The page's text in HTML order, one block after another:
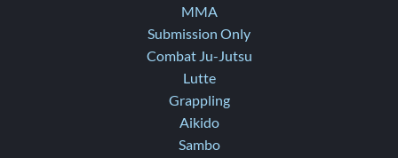
MMA
Submission Only
Combat Ju-Jutsu
Lutte
Grappling
Aikido
Sambo